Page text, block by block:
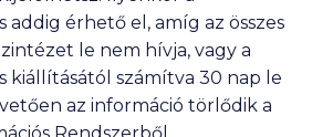
addig érhető el, amíg az összes
le nem hívja, vagy a
kiállításától számítva 30 nap le
az információ törlődik a